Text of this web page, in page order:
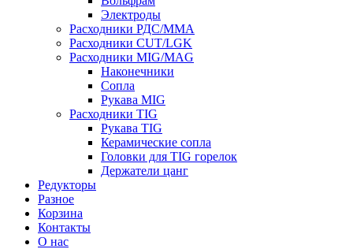
Электроды
Расходники РДС/MMA
Расходники CUT/LGK
Расходники MIG/MAG
Наконечники
Сопла
Рукава MIG
Расходники TIG
Рукава TIG
Керамические сопла
Головки для TIG горелок
Держатели цанг
Редукторы
Разное
Корзина
Контакты
О нас